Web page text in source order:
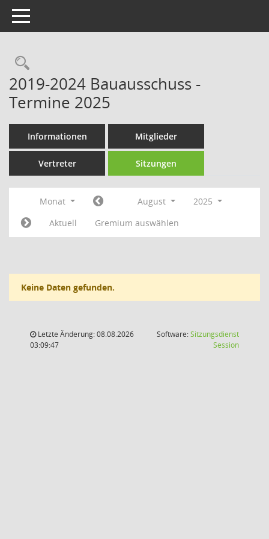
Toggle navigation
Rechercheauswahl
2019-2024 Bauausschuss -
Termine 2025
Informationen Mitglieder
Vertreter Sitzungen
Monat August
2025
Aktuell
Gremium auswählen
Keine Daten gefunden.
Letzte Änderung: 08.08.2026
03:09:47
Software:Sitzungsdienst
Session(Wird in